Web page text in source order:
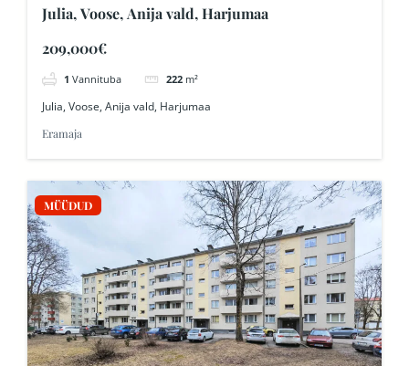
Julia, Voose, Anija vald, Harjumaa
209,000€
1 Vannituba 222 m²
Julia, Voose, Anija vald, Harjumaa
Eramaja
MÜÜDUD